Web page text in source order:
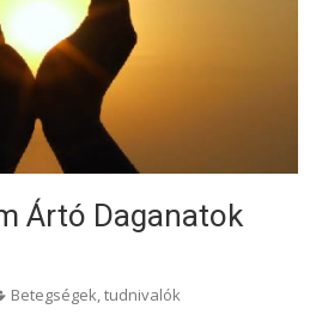
Ártó Daganatok
Betegségek, tudnivalók